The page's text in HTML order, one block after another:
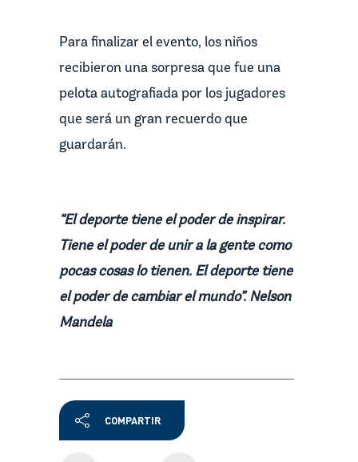
Para finalizar el evento, los niños
recibieron una sorpresa que fue una
pelota autografiada por los jugadores
que será un gran recuerdo que
guardarán.
“El deporte tiene el poder de inspirar.
Tiene el poder de unir a la gente como
pocas cosas lo tienen. El deporte tiene
el poder de cambiar el mundo”. Nelson
Mandela
COMPARTIR